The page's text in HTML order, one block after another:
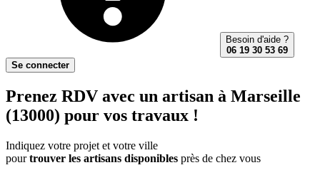
Besoin d'aide ?
06 19 30 53 69
Se connecter
Prenez RDV avec un artisan à Marseille
(13000) pour vos travaux !
Indiquez votre projet et votre ville
pourtrouver les artisans disponibles près de chez vous